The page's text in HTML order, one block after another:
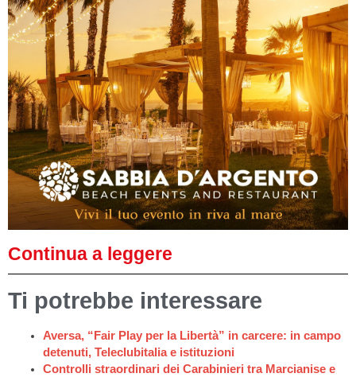
Continua a leggere
Ti potrebbe interessare
Aversa, “Fair Play per la Libertà” in carcere: in campo
detenuti, Teleclubitalia e istituzioni
Controlli straordinari dei Carabinieri tra Marcianise e